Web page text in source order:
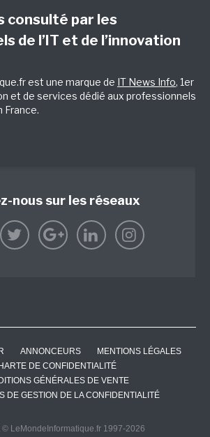
consulté par les
de l’IT et de l’innovation
est une marque de IT News Info, 1er
et de services dédié aux professionnels
France.
nous sur les réseaux
ANNONCEURS
MENTIONS LÉGALES
DE CONFIDENTIALITÉ
GÉNÉRALES DE VENTE
DE GESTION DE LA CONFIDENTIALITÉ
© LeMondeInformatique.fr 1997-2026